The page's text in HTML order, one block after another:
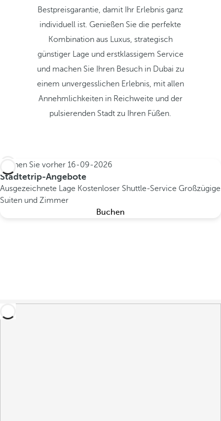
Bestpreisgarantie, damit Ihr Erlebnis ganz
individuell ist. Genießen Sie die perfekte
Kombination aus Luxus, strategisch
günstiger Lage und erstklassigem Service
und machen Sie Ihren Besuch in Dubai zu
einem unvergesslichen Erlebnis, mit allen
Annehmlichkeiten in Reichweite und der
pulsierenden Stadt zu Ihren Füßen.
Buchen Sie vorher 16-09-2026
Städtetrip-Angebote
Ausgezeichnete Lage Kostenloser Shuttle-Service Großzügige
Suiten und Zimmer
Buchen